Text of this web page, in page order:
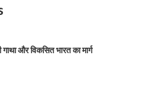
गाथा और विकसित भारत का मार्ग